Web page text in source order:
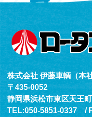
株式会社 伊藤車輌（本
〒435-0052
静岡県浜松市東区天王
TEL:050-5851-0337 /